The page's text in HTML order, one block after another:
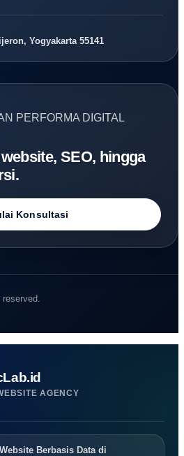
Yogyakarta 55141
PERFORMA DIGITAL
SEO, hingga
Konsultasi
AGENCY
Berbasis Data di